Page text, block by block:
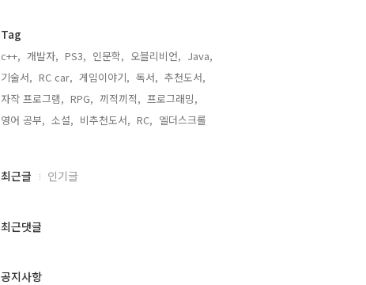
Tag
c++, 개발자, PS3, 인문학, 오블리비언, Java,
기술서, RC car, 게임이야기, 독서, 추천도서,
자작 프로그램, RPG, 끼적끼적, 프로그래밍,
영어 공부, 소설, 비추천도서, RC, 엘더스크롤,
최
과
글
최근글 인기글
최근댓글
공지사항